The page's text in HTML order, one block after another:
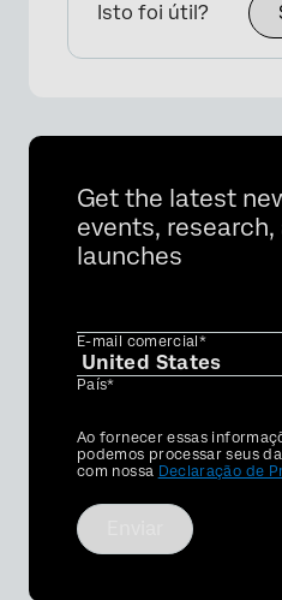
Isto foi útil?
Get the latest
events,
launches
E-mail comercial*
País*
Privacy
Optin
Ao fornecer essas
podemos processar seus
com nossa Declaração de